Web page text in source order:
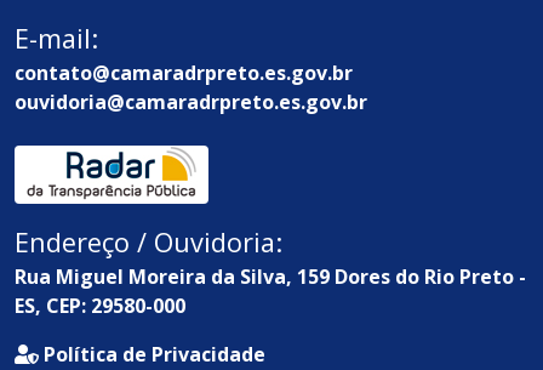
E-mail:
contato@camaradrpreto.es.gov.br
ouvidoria@camaradrpreto.es.gov.br
Endereço / Ouvidoria:
Rua Miguel Moreira da Silva, 159 Dores do Rio Preto -
ES, CEP: 29580-000
Política de Privacidade